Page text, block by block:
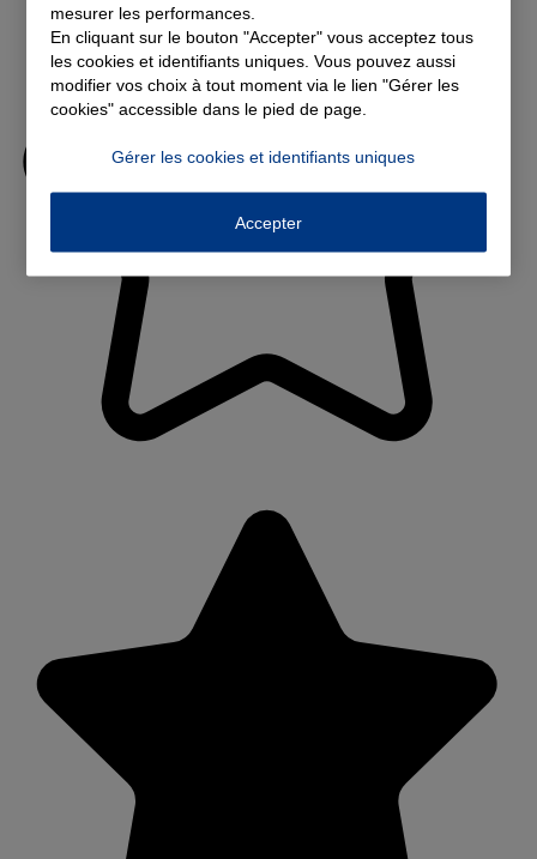
mesurer les performances.
En cliquant sur le bouton "Accepter" vous acceptez tous
les cookies et identifiants uniques. Vous pouvez aussi
modifier vos choix à tout moment via le lien "Gérer les
cookies" accessible dans le pied de page.
Gérer les cookies et identifiants uniques
Accepter